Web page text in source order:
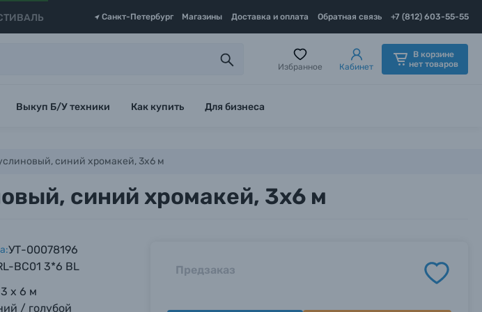
Санкт-Петербург Магазины Доставка и оплата Обратная связь +7 (812) 603-55-55
Избранное Кабинет
В корзине
нет товаров
Выкуп Б/У техники Как купить Для бизнеса
синий хромакей, 3x6 м
синий хромакей, 3x6 м
УТ-00078196
BC01 3*6 BL
3 х 6 м
/ голубой
Предзаказ